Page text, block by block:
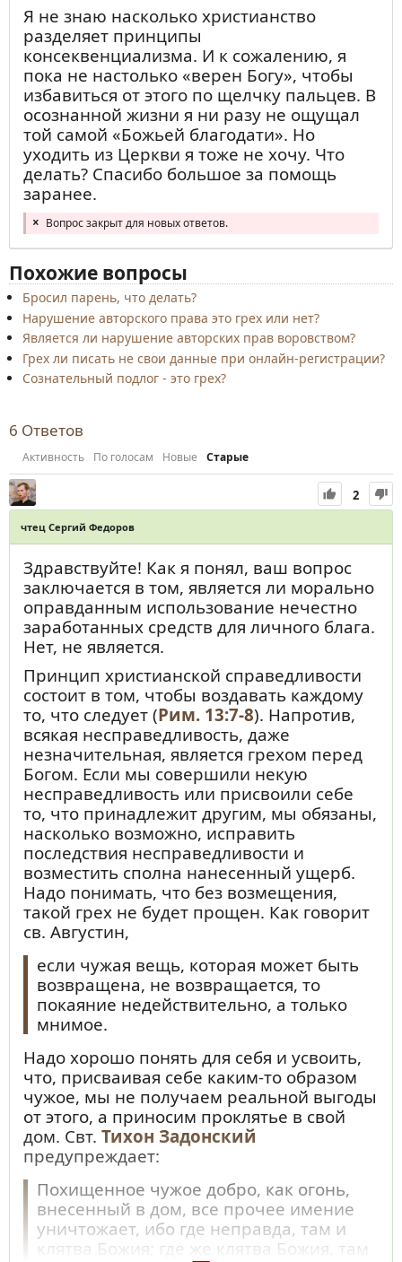
Я не знаю насколько христианство
разделяет принципы
консеквенциализма. И к сожалению, я
пока не настолько «верен Богу», чтобы
избавиться от этого по щелчку пальцев. В
осознанной жизни я ни разу не ощущал
той самой «Божьей благодати». Но
уходить из Церкви я тоже не хочу. Что
делать? Спасибо большое за помощь
заранее.
Вопрос закрыт для новых ответов.
Похожие вопросы
Бросил парень, что делать?
Нарушение авторского права это грех или нет?
Является ли нарушение авторских прав воровством?
Грех ли писать не свои данные при онлайн-регистрации?
Сознательный подлог - это грех?
6 Ответов
Активность По голосам Новые Старые
2
чтец Сергий Федоров
Здравствуйте! Как я понял, ваш вопрос
заключается в том, является ли морально
оправданным использование нечестно
заработанных средств для личного блага.
Нет, не является.
Принцип христианской справедливости
состоит в том, чтобы воздавать каждому
то, что следует (Рим. 13:7-8). Напротив,
всякая несправедливость, даже
незначительная, является грехом перед
Богом. Если мы совершили некую
несправедливость или присвоили себе
то, что принадлежит другим, мы обязаны,
насколько возможно, исправить
последствия несправедливости и
возместить сполна нанесенный ущерб.
Надо понимать, что без возмещения,
такой грех не будет прощен. Как говорит
св. Августин,
если чужая вещь, которая может быть
возвращена, не возвращается, то
покаяние недействительно, а только
мнимое.
Надо хорошо понять для себя и усвоить,
что, присваивая себе каким-то образом
чужое, мы не получаем реальной выгоды
от этого, а приносим проклятье в свой
дом. Свт. Тихон Задонский
предупреждает:
Похищенное чужое добро, как огонь,
внесенный в дом, все прочее имение
уничтожает, ибо где неправда, там и
клятва Божия; где же клятва Божия, там